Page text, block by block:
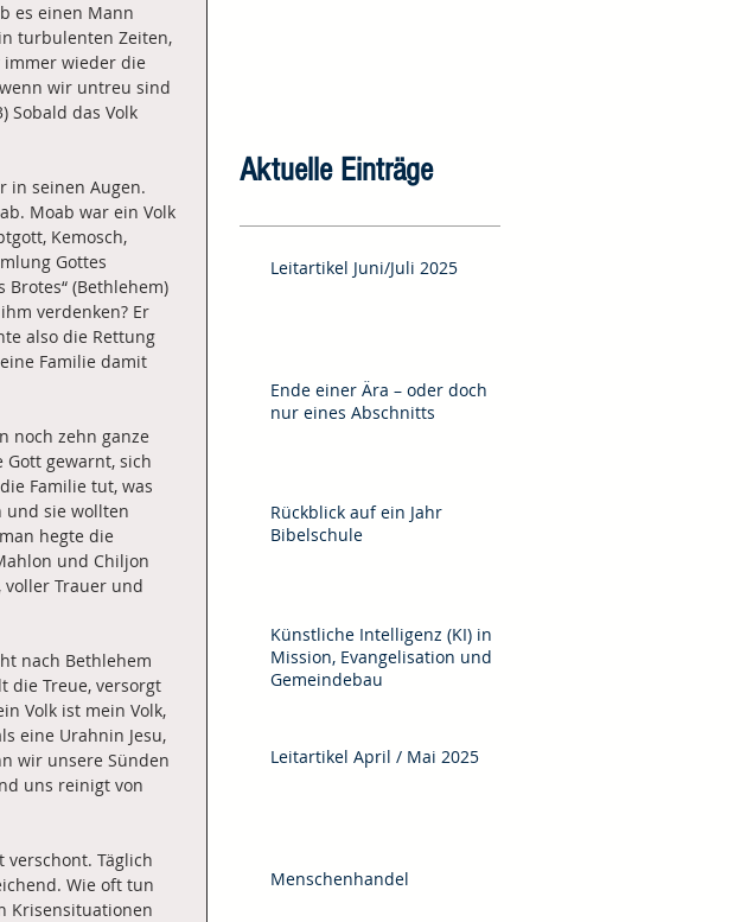
es einen Mann
turbulenten Zeiten,
immer wieder die
wir untreu sind
Sobald das Volk
in seinen Augen.
Moab war ein Volk
Kemosch,
Gottes
Brotes“ (Bethlehem)
verdenken? Er
also die Rettung
Familie damit
noch zehn ganze
gewarnt, sich
Familie tut, was
und sie wollten
hegte die
und Chiljon
Trauer und
nach Bethlehem
die Treue, versorgt
Volk ist mein Volk,
eine Urahnin Jesu,
wir unsere Sünden
uns reinigt von
Täglich
Wie oft tun
Krisensituationen
Aktuelle Einträge
Leitartikel Juni/Juli 2025
Ende einer Ära – oder doch
nur eines Abschnitts
Rückblick auf ein Jahr
Bibelschule
Künstliche Intelligenz (KI) in
Mission, Evangelisation und
Gemeindebau
Leitartikel April / Mai 2025
Menschenhandel